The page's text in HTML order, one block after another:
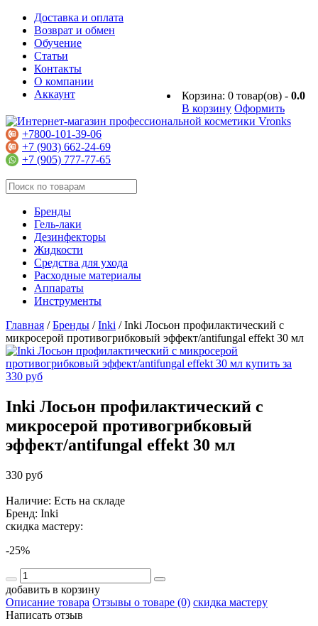
Доставка и оплата
Возврат и обмен
Обучение
Статьи
Контакты
О компании
Корзина: 0 товар(ов) - 0.0
В корзину Оформить
Аккаунт
+7800-101-39-06
+7 (903) 662-24-69
+7 (905) 777-77-65
Бренды
Гель-лаки
Дезинфекторы
Жидкости
Средства для ухода
Расходные материалы
Аппараты
Инструменты
Главная /Бренды /Inki /Inki Лосьон профилактический с
микросерой противогрибковый эффект/antifungal effekt 30 мл
Inki Лосьон профилактический с
микросерой противогрибковый
эффект/antifungal effekt 30 мл
330 руб
Наличие: Есть на складе
Бренд: Inki
скидка мастеру:
-25%
добавить в корзину
Описание товара Отзывы о товаре (0) скидка мастеру
Написать отзыв